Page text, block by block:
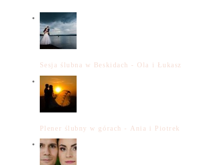
Sesja ślubna w Beskidach - Ola i Łukasz
Plener ślubny w górach - Ania i Piotrek